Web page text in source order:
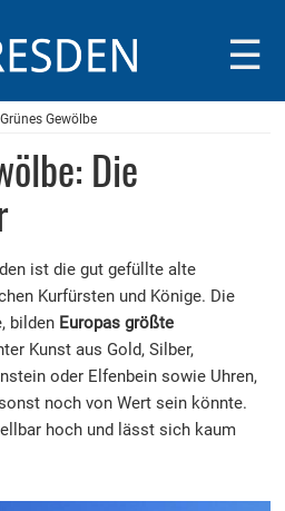
☰
Gewölbe
Die
ist die gut gefüllte alte
Kurfürsten und Könige. Die
bilden Europas größte
Kunst aus Gold, Silber,
oder Elfenbein sowie Uhren,
noch von Wert sein könnte.
hoch und lässt sich kaum